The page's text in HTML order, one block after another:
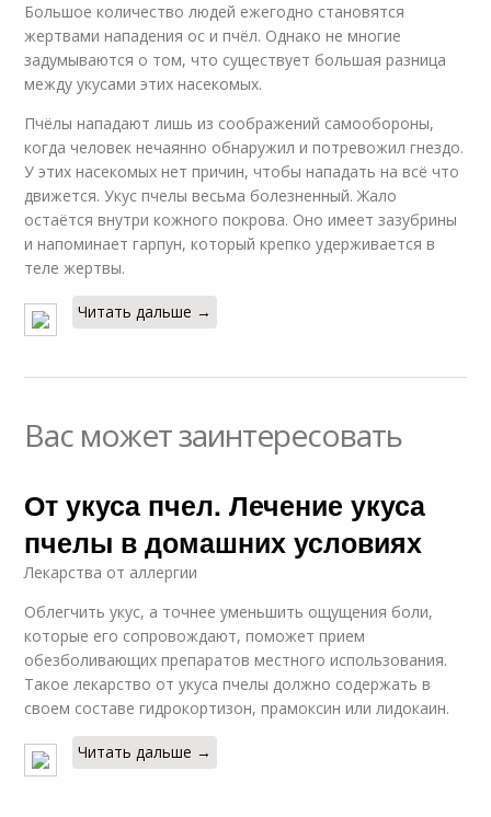
Большое количество людей ежегодно становятся
жертвами нападения ос и пчёл. Однако не многие
задумываются о том, что существует большая разница
между укусами этих насекомых.
Пчёлы нападают лишь из соображений самообороны,
когда человек нечаянно обнаружил и потревожил гнездо.
У этих насекомых нет причин, чтобы нападать на всё что
движется. Укус пчелы весьма болезненный. Жало
остаётся внутри кожного покрова. Оно имеет зазубрины
и напоминает гарпун, который крепко удерживается в
теле жертвы.
Читать дальше →
Вас может заинтересовать
От укуса пчел. Лечение укуса
пчелы в домашних условиях
Лекарства от аллергии
Облегчить укус, а точнее уменьшить ощущения боли,
которые его сопровождают, поможет прием
обезболивающих препаратов местного использования.
Такое лекарство от укуса пчелы должно содержать в
своем составе гидрокортизон, прамоксин или лидокаин.
Читать дальше →